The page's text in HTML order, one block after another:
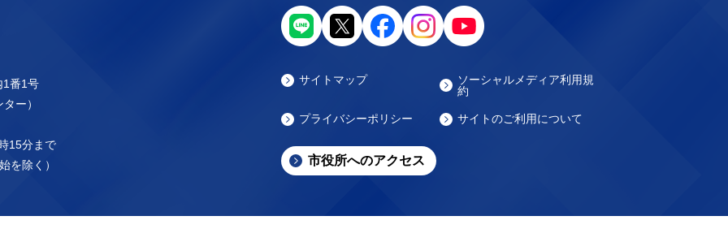
番1号
ー）
15分まで
を除く）
サイトマップ
ソーシャルメディア利用規
約
プライバシーポリシー サイトのご利用について
市役所へのアクセス